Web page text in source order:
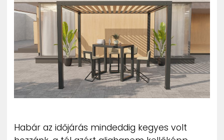
UTCA
ZENE
MÉDIAAJÁNLAT
IMPRESSZUM
PR-ARCHÍVUM
ADATKEZELÉSI TÁJÉKOZTATÓ
Habár az időjárás mindeddig kegyes volt